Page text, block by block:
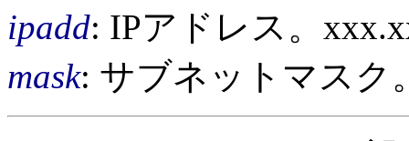
ipadd: IPアドレス。
mask: サブネットマスク